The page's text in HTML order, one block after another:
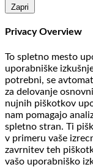
Zapri
Privacy Overview
To spletno mesto
uporabniške
potrebni, se
za delovanje
nujnih piškotkov
nam pomagajo
spletno stran. Ti
v primeru vaše
zavrnitev teh
vašo uporabniško